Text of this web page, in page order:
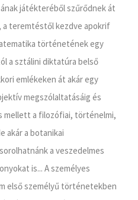
játékteréből szűrődnek át
teremtéstől kezdve apokrif
történetének egy
a sztálini diktatúra belső
emlékeken át akár egy
megszólaltatásáig és
mellett a filozófiai, történelmi,
akár a botanikai
a veszedelmes
is... A személyes
első személyű történetekben